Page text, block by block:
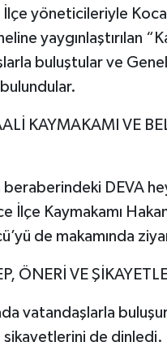
yöneticileriyle
yaygınlaştırılan
buluştular ve Genel
KAYMAKAMI VE
beraberindeki DEVA
İlçe Kaymakamı Hakan
de makamında
ÖNERİ VE
vatandaşlarla
de dinledi.